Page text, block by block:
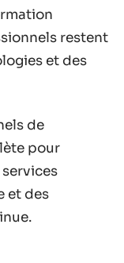
restent
et des
de
pour
et des